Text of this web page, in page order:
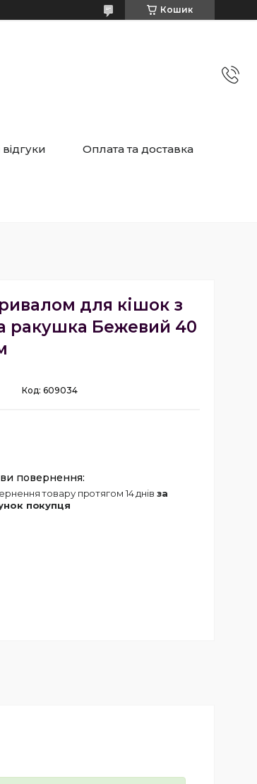
Кошик
Оплата та доставка
для кішок з
ракушка Бежевий 40
Код: 609034
товару протягом 14 днів за
покупця